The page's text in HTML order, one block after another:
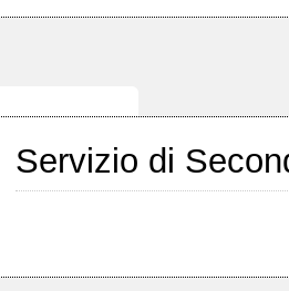
Servizio di